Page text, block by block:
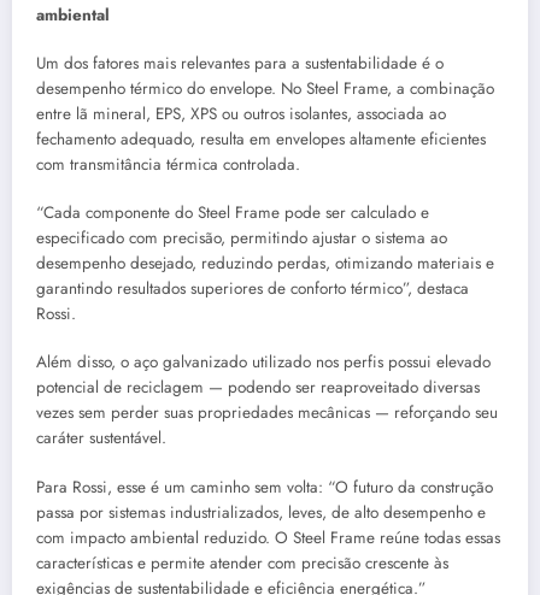
ambiental
Um dos fatores mais relevantes para a sustentabilidade é o
desempenho térmico do envelope. No Steel Frame, a combinação
entre lã mineral, EPS, XPS ou outros isolantes, associada ao
fechamento adequado, resulta em envelopes altamente eficientes
com transmitância térmica controlada.
“Cada componente do Steel Frame pode ser calculado e
especificado com precisão, permitindo ajustar o sistema ao
desempenho desejado, reduzindo perdas, otimizando materiais e
garantindo resultados superiores de conforto térmico”, destaca
Rossi.
Além disso, o aço galvanizado utilizado nos perfis possui elevado
potencial de reciclagem — podendo ser reaproveitado diversas
vezes sem perder suas propriedades mecânicas — reforçando seu
caráter sustentável.
Para Rossi, esse é um caminho sem volta: “O futuro da construção
passa por sistemas industrializados, leves, de alto desempenho e
com impacto ambiental reduzido. O Steel Frame reúne todas essas
características e permite atender com precisão crescente às
exigências de sustentabilidade e eficiência energética.”